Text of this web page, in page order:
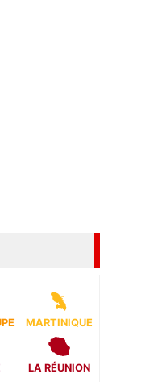
MARTINIQUE
LA RÉUNION